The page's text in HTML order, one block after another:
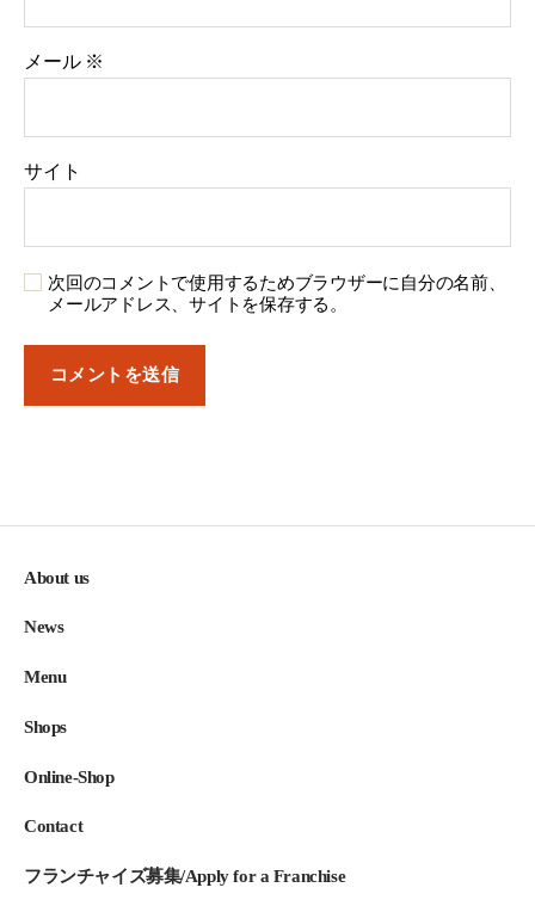
メール ※
サイト
次回のコメントで使用するためブラウザーに自分の名前、
メールアドレス、サイトを保存する。
About us
News
Menu
Shops
Online-Shop
Contact
フランチャイズ募集/Apply for a Franchise